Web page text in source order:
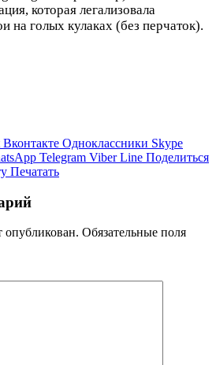
которая легализовала
на голых кулаках (без перчаток).
Вконтакте Одноклассники Skype
Telegram Viber Line Поделиться
Печатать
опубликован. Обязательные поля